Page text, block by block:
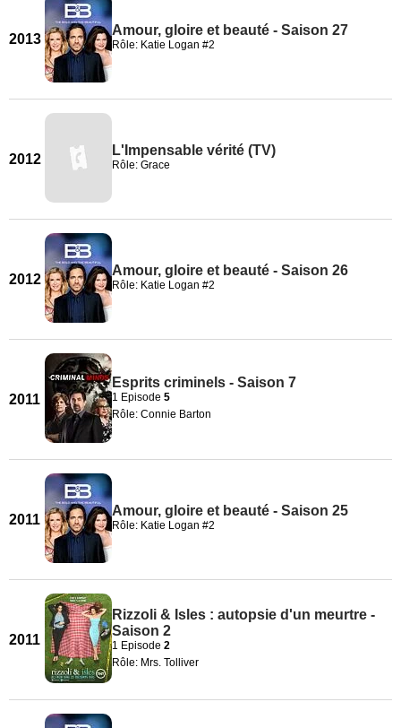
2013
Amour, gloire et beauté - Saison 27
Rôle: Katie Logan #2
2012
L'Impensable vérité (TV)
Rôle: Grace
2012
Amour, gloire et beauté - Saison 26
Rôle: Katie Logan #2
2011
Esprits criminels - Saison 7
1 Episode 5
Rôle: Connie Barton
2011
Amour, gloire et beauté - Saison 25
Rôle: Katie Logan #2
2011
Rizzoli & Isles : autopsie d'un meurtre -
Saison 2
1 Episode 2
Rôle: Mrs. Tolliver